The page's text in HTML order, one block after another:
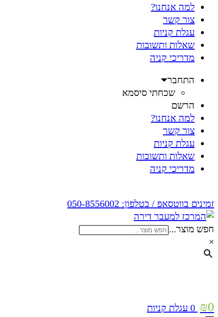
למה אנחנו?
צור קשר
עגלת קניות
שאלות ותשובות
מדריכי קניה
התחבר
שכחתי סיסמא
הרשם
למה אנחנו?
צור קשר
עגלת קניות
שאלות ותשובות
מדריכי קניה
זמינים בווטסאפ / בטלפון: 050-8556002
חפש מוצר...
×
₪0
0 עגלת קניות